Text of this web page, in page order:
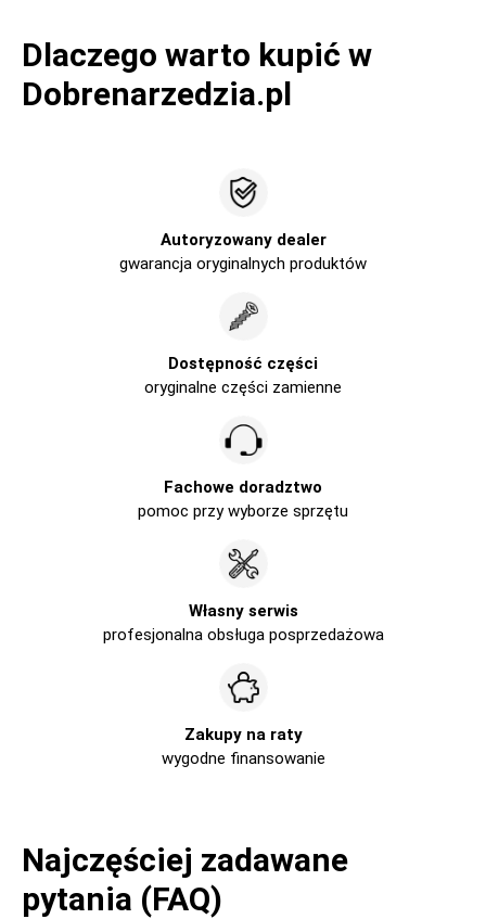
Dlaczego warto kupić w
Dobrenarzedzia.pl
Autoryzowany dealer
gwarancja oryginalnych produktów
Dostępność części
oryginalne części zamienne
Fachowe doradztwo
pomoc przy wyborze sprzętu
Własny serwis
profesjonalna obsługa posprzedażowa
Zakupy na raty
wygodne finansowanie
Najczęściej zadawane
pytania (FAQ)